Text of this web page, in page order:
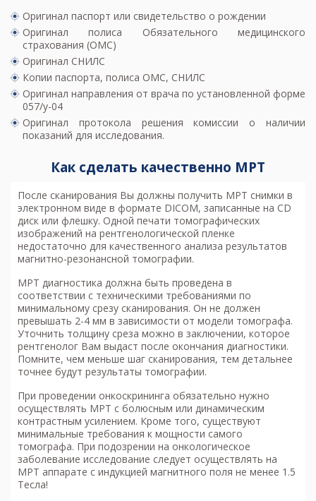
Оригинал паспорт или свидетельство о рождении
Оригинал полиса Обязательного медицинского
страхования (ОМС)
Оригинал СНИЛС
Копии паспорта, полиса ОМС, СНИЛС
Оригинал направления от врача по установленной форме
057/у-04
Оригинал протокола решения комиссии о наличии
показаний для исследования.
Как сделать качественно МРТ
После сканирования Вы должны получить МРТ снимки в
электронном виде в формате DICOM, записанные на CD
диск или флешку. Одной печати томографических
изображений на рентгенологической пленке
недостаточно для качественного анализа результатов
магнитно-резонансной томографии.
МРТ диагностика должна быть проведена в
соответствии с техническими требованиями по
минимальному срезу сканирования. Он не должен
превышать 2-4 мм в зависимости от модели томографа.
Уточнить толщину среза можно в заключении, которое
рентгенолог Вам выдаст после окончания диагностики.
Помните, чем меньше шаг сканирования, тем детальнее
точнее будут результаты томографии.
При проведении онкоскрининга обязательно нужно
осуществлять МРТ с болюсным или динамическим
контрастным усилением. Кроме того, существуют
минимальные требования к мощности самого
томографа. При подозрении на онкологическое
заболевание исследование следует осуществлять на
МРТ аппарате с индукцией магнитного поля не менее 1.5
Тесла!